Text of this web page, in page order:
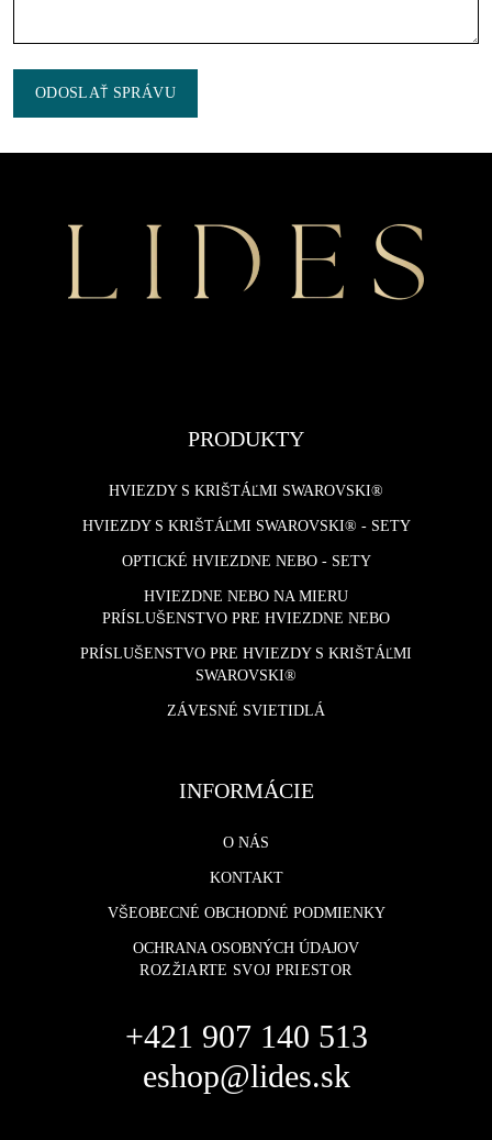
ODOSLAŤ SPRÁVU
PRODUKTY
HVIEZDY S KRIŠTÁĽMI SWAROVSKI®
HVIEZDY S KRIŠTÁĽMI SWAROVSKI® - SETY
OPTICKÉ HVIEZDNE NEBO - SETY
HVIEZDNE NEBO NA MIERU
PRÍSLUŠENSTVO PRE HVIEZDNE NEBO
PRÍSLUŠENSTVO PRE HVIEZDY S KRIŠTÁĽMI
SWAROVSKI®
ZÁVESNÉ SVIETIDLÁ
INFORMÁCIE
O NÁS
KONTAKT
VŠEOBECNÉ OBCHODNÉ PODMIENKY
OCHRANA OSOBNÝCH ÚDAJOV
ROZŽIARTE SVOJ PRIESTOR
+421 907 140 513
eshop@lides.sk